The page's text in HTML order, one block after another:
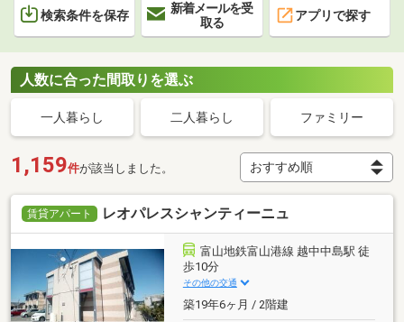
検索条件を保存
新着メールを受
取る
アプリで探す
人数に合った間取りを選ぶ
一人暮らし 二人暮らし ファミリー
1,159件が該当しました。
賃貸アパート レオパレスシャンティーニュ
富山地鉄富山港線 越中中島駅 徒
歩10分
その他の交通
築19年6ヶ月 / 2階建